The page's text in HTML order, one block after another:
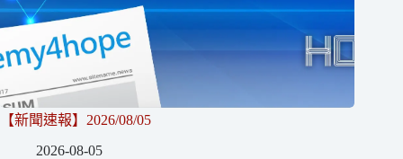
【新聞速報】2026/08/05
2026-08-05